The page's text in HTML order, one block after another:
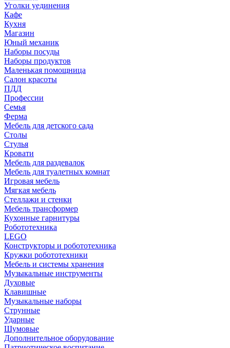
Уголки уединения
Кафе
Кухня
Магазин
Юный механик
Наборы посуды
Наборы продуктов
Маленькая помощница
Салон красоты
ПДД
Профессии
Семья
Ферма
Мебель для детского сада
Столы
Cтулья
Кровати
Мебель для раздевалок
Мебель для туалетных комнат
Игровая мебель
Мягкая мебель
Стеллажи и стенки
Мебель трансформер
Кухонные гарнитуры
Робототехника
LEGO
Конструкторы и робототехника
Кружки робототехники
Мебель и системы хранения
Музыкальные инструменты
Духовые
Клавишные
Музыкальные наборы
Струнные
Ударные
Шумовые
Дополнительное оборудование